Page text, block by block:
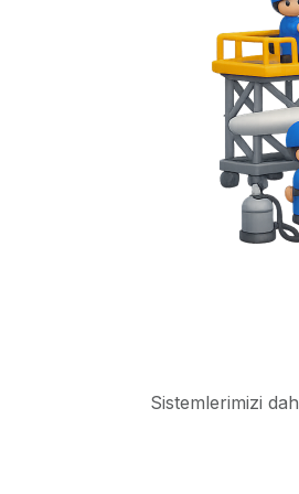
Sistemlerimizi